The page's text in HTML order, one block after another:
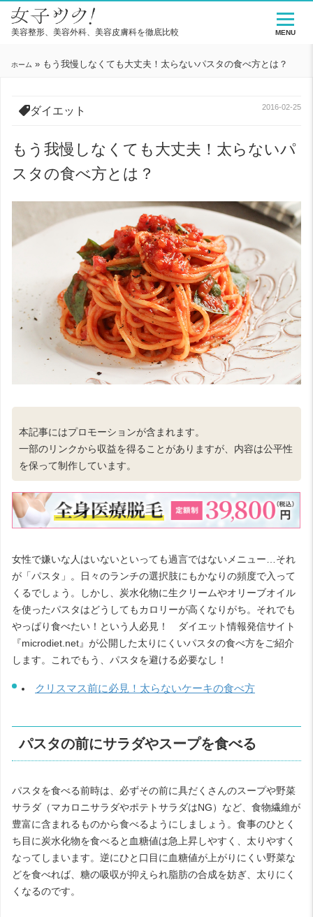
美容整形、美容外科、美容皮膚科を徹底比較
ホーム » もう我慢しなくても大丈夫！太らないパスタの食べ方とは？
ダイエット 2016-02-25
もう我慢しなくても大丈夫！太らないパ
スタの食べ方とは？
本記事にはプロモーションが含まれます。
一部のリンクから収益を得ることがありますが、内容は公平性
を保って制作しています。
女性で嫌いな人はいないといっても過言ではないメニュー…それ
が「パスタ」。日々のランチの選択肢にもかなりの頻度で入って
くるでしょう。しかし、炭水化物に生クリームやオリーブオイル
を使ったパスタはどうしてもカロリーが高くなりがち。それでも
やっぱり食べたい！という人必見！ ダイエット情報発信サイト
『microdiet.net』が公開した太りにくいパスタの食べ方をご紹介
します。これでもう、パスタを避ける必要なし！
クリスマス前に必見！太らないケーキの食べ方
パスタの前にサラダやスープを食べる
パスタを食べる前時は、必ずその前に具だくさんのスープや野菜
サラダ（マカロニサラダやポテトサラダはNG）など、食物繊維が
豊富に含まれるものから食べるようにしましょう。食事のひとく
ち目に炭水化物を食べると血糖値は急上昇しやすく、太りやすく
なってしまいます。逆にひと口目に血糖値が上がりにくい野菜な
どを食べれば、糖の吸収が抑えられ脂肪の合成を妨ぎ、太りにく
くなるのです。
MENU